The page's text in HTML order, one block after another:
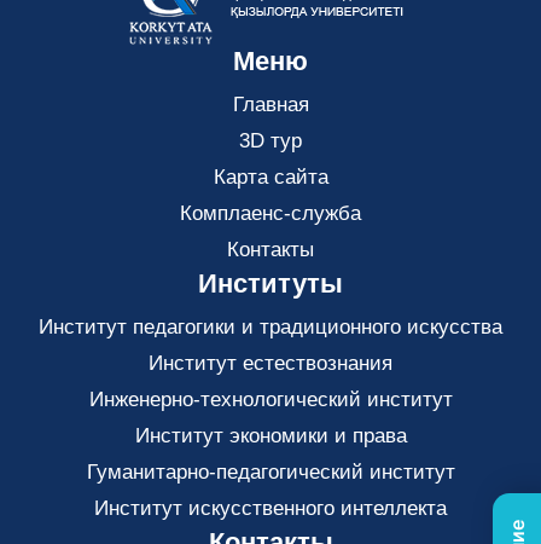
Меню
Главная
3D тур
Карта сайта
Комплаенс-служба
Контакты
Институты
Институт педагогики и традиционного искусства
Институт естествознания
Инженерно-технологический институт
Институт экономики и права
Гуманитарно-педагогический институт
Институт искусственного интеллекта